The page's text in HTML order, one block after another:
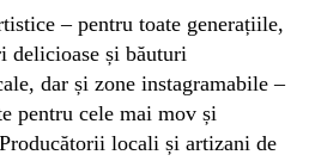
– pentru toate generațiile,
delicioase și băuturi
dar și zone instagramabile –
pentru cele mai mov și
Producătorii locali și artizani de